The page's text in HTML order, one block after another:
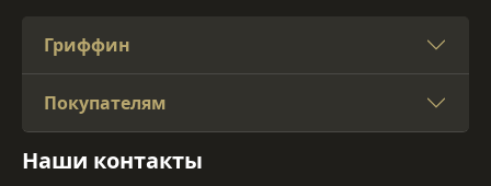
Гриффин
Покупателям
Наши контакты